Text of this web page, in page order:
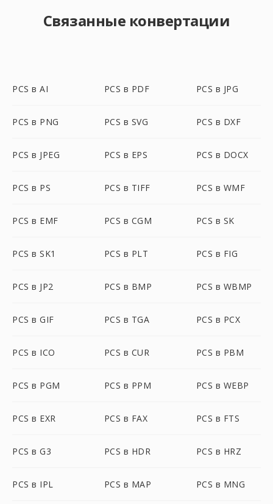
Связанные конвертации
PCS в AI PCS в PDF PCS в JPG
PCS в PNG PCS в SVG PCS в DXF
PCS в JPEG PCS в EPS PCS в DOCX
PCS в PS PCS в TIFF PCS в WMF
PCS в EMF PCS в CGM PCS в SK
PCS в SK1 PCS в PLT PCS в FIG
PCS в JP2 PCS в BMP PCS в WBMP
PCS в GIF PCS в TGA PCS в PCX
PCS в ICO PCS в CUR PCS в PBM
PCS в PGM PCS в PPM PCS в WEBP
PCS в EXR PCS в FAX PCS в FTS
PCS в G3 PCS в HDR PCS в HRZ
PCS в IPL PCS в MAP PCS в MNG